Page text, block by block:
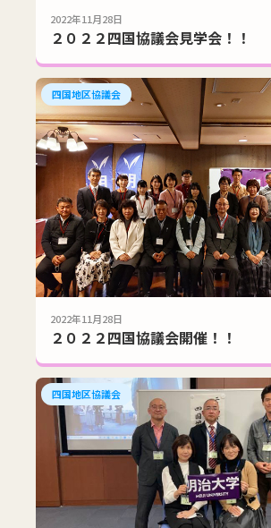
2022年11月28日
２０２２四国協議会見学会！！
四国地区協議会
2022年11月28日
２０２２四国協議会開催！！
四国地区協議会